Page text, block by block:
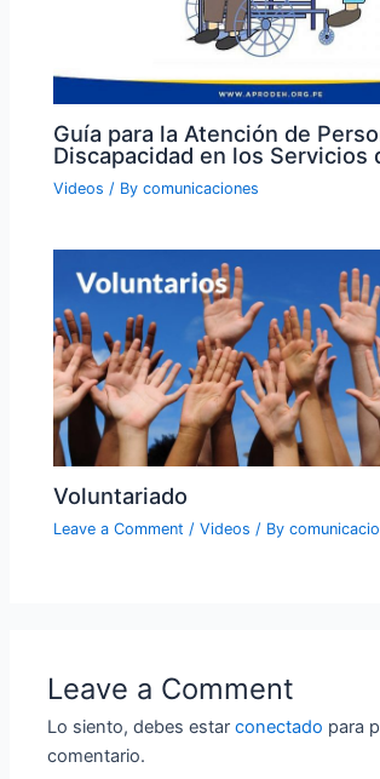
Guía para la Atención de
Discapacidad en los Servicios
Videos / Bycomunicaciones
Voluntariado
Leave a Comment /Videos / By
Leave a Comment
Lo siento, debes estarconectado para
comentario.